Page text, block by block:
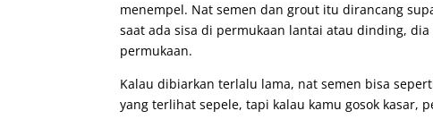
menempel. Nat semen dan grout itu dirancang
saat ada sisa di permukaan lantai atau dinding,
permukaan.
Kalau dibiarkan terlalu lama, nat semen bisa
yang terlihat sepele, tapi kalau kamu gosok kasar,